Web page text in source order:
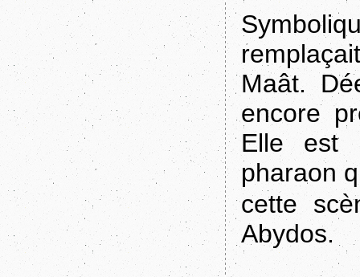
Maât.
encore
Elle est
pharaon
cette
Abydos.